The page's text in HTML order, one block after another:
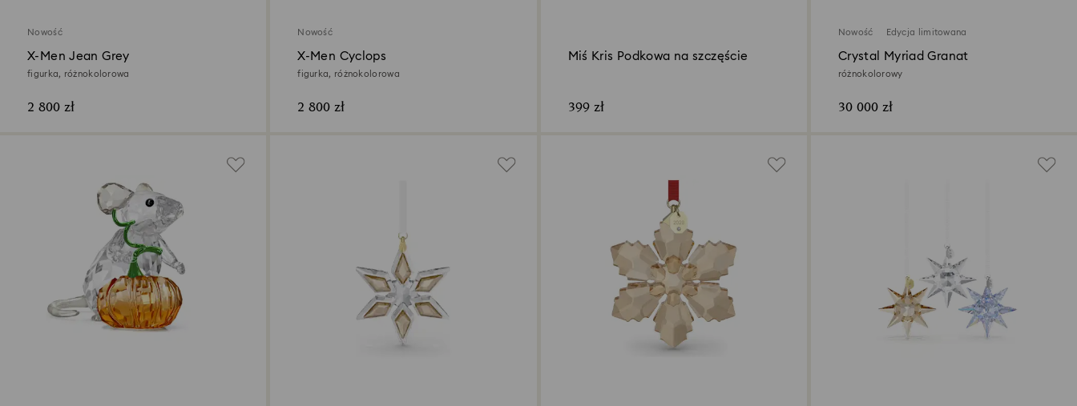
Nowość
X-Men Jean Grey
figurka, różnokolorowa
2 800 zł
Nowość
X-Men Cyclops
figurka, różnokolorowa
2 800 zł
Miś Kris Podkowa na szczęście
399 zł
Nowość Edycja limitowana
Crystal Myriad Granat
różnokolorowy
30 000 zł